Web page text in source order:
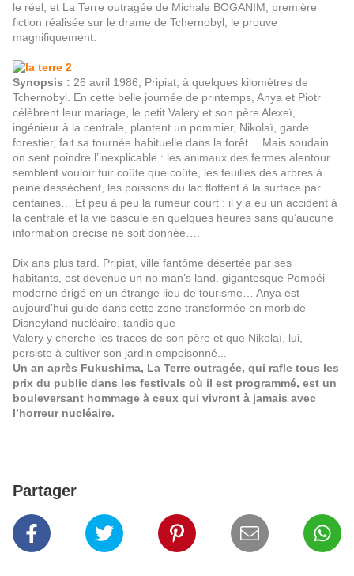
le réel, et La Terre outragée de Michale BOGANIM, première
fiction réalisée sur le drame de Tchernobyl, le prouve
magnifiquement.
Synopsis : 26 avril 1986, Pripiat, à quelques kilomètres de
Tchernobyl. En cette belle journée de printemps, Anya et Piotr
célèbrent leur mariage, le petit Valery et son père Alexeï,
ingénieur à la centrale, plantent un pommier, Nikolaï, garde
forestier, fait sa tournée habituelle dans la forêt… Mais soudain
on sent poindre l’inexplicable : les animaux des fermes alentour
semblent vouloir fuir coûte que coûte, les feuilles des arbres à
peine dessèchent, les poissons du lac flottent à la surface par
centaines… Et peu à peu la rumeur court : il y a eu un accident à
la centrale et la vie bascule en quelques heures sans qu’aucune
information précise ne soit donnée….
Dix ans plus tard. Pripiat, ville fantôme désertée par ses
habitants, est devenue un no man’s land, gigantesque Pompéi
moderne érigé en un étrange lieu de tourisme… Anya est
aujourd’hui guide dans cette zone transformée en morbide
Disneyland nucléaire, tandis que
Valery y cherche les traces de son père et que Nikolaï, lui,
persiste à cultiver son jardin empoisonné...
Un an après Fukushima, La Terre outragée, qui rafle tous les
prix du public dans les festivals où il est programmé, est un
bouleversant hommage à ceux qui vivront à jamais avec
l’horreur nucléaire.
Partager